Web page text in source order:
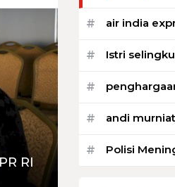
RI
# air india
# Istri
#
# andi
# Polisi